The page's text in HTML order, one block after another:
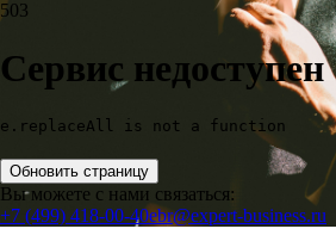
503
Сервис недоступен
e.replaceAll is not a function
Обновить страницу
Вы можете с нами связаться:
+7 (499) 418-00-40ebr@expert-business.ru